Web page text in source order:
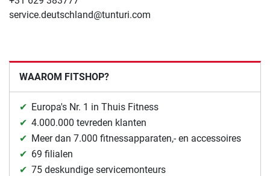
service.deutschland@tunturi.com
WAAROM FITSHOP?
Europa's Nr. 1 in Thuis Fitness
4.000.000 tevreden klanten
Meer dan 7.000 fitnessapparaten,- en accessoires
69 filialen
75 deskundige servicemonteurs